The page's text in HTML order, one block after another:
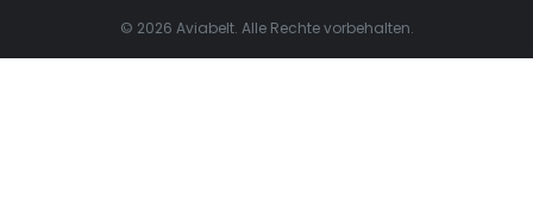
© 2026 Aviabelt. Alle Rechte vorbehalten.